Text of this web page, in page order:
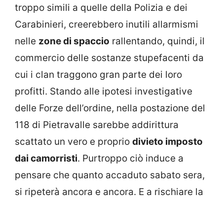
troppo simili a quelle della Polizia e dei
Carabinieri, creerebbero inutili allarmismi
nelle zone di spaccio rallentando, quindi, il
commercio delle sostanze stupefacenti da
cui i clan traggono gran parte dei loro
profitti. Stando alle ipotesi investigative
delle Forze dell’ordine, nella postazione del
118 di Pietravalle sarebbe addirittura
scattato un vero e proprio divieto imposto
dai camorristi. Purtroppo ciò induce a
pensare che quanto accaduto sabato sera,
si ripeterà ancora e ancora. E a rischiare la